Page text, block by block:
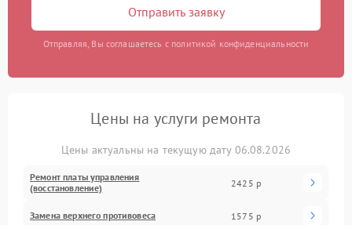
Отправить заявку
Отправляя, Вы соглашаетесь с политикой конфиденциальности
Цены на услуги ремонта
Цены актуальны на текущую дату 06.08.2026
Ремонт платы управления
(восстановление)
2425 р
Замена верхнего противовеса 1575 р